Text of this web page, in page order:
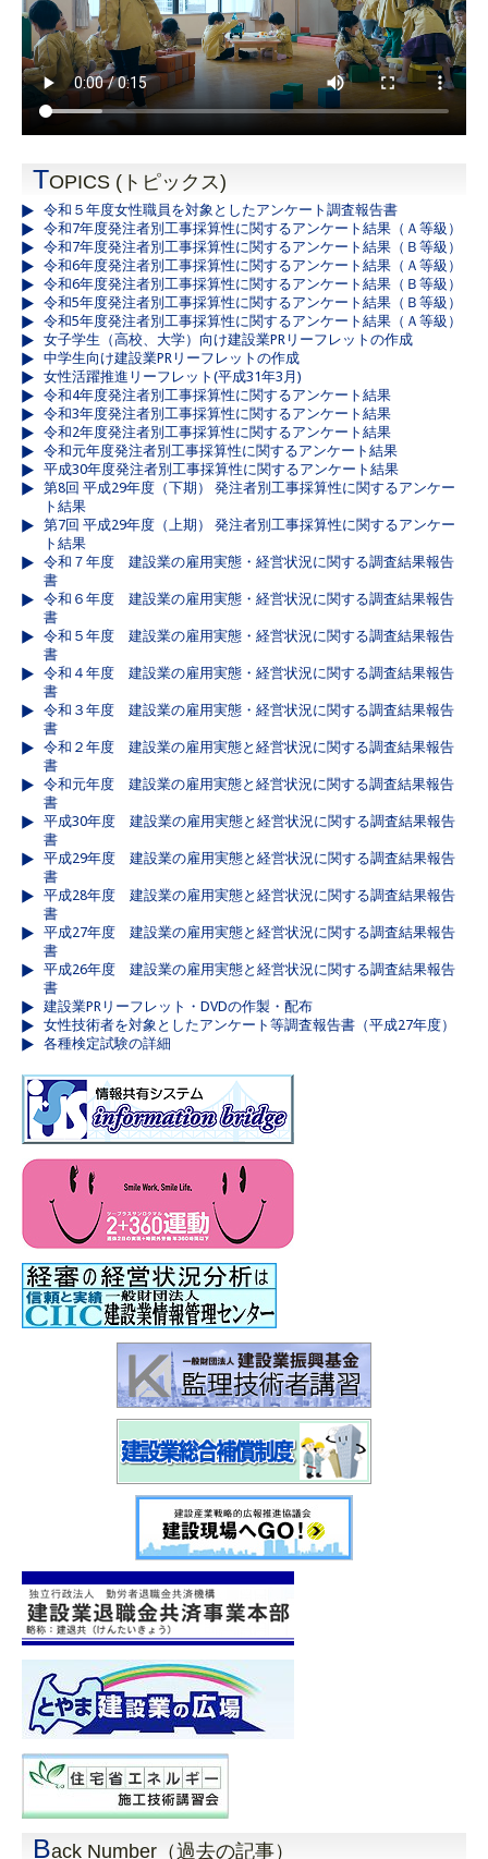
TOPICS (トピックス)
令和５年度女性職員を対象としたアンケート調査報告書
令和7年度発注者別工事採算性に関するアンケート結果（Ａ等級）
令和7年度発注者別工事採算性に関するアンケート結果（Ｂ等級）
令和6年度発注者別工事採算性に関するアンケート結果（Ａ等級）
令和6年度発注者別工事採算性に関するアンケート結果（Ｂ等級）
令和5年度発注者別工事採算性に関するアンケート結果（Ｂ等級）
令和5年度発注者別工事採算性に関するアンケート結果（Ａ等級）
女子学生（高校、大学）向け建設業PRリーフレットの作成
中学生向け建設業PRリーフレットの作成
女性活躍推進リーフレット(平成31年3月)
令和4年度発注者別工事採算性に関するアンケート結果
令和3年度発注者別工事採算性に関するアンケート結果
令和2年度発注者別工事採算性に関するアンケート結果
令和元年度発注者別工事採算性に関するアンケート結果
平成30年度発注者別工事採算性に関するアンケート結果
第8回 平成29年度（下期） 発注者別工事採算性に関するアンケー
ト結果
第7回 平成29年度（上期） 発注者別工事採算性に関するアンケー
ト結果
令和７年度 建設業の雇用実態・経営状況に関する調査結果報告
書
令和６年度 建設業の雇用実態・経営状況に関する調査結果報告
書
令和５年度 建設業の雇用実態・経営状況に関する調査結果報告
書
令和４年度 建設業の雇用実態・経営状況に関する調査結果報告
書
令和３年度 建設業の雇用実態・経営状況に関する調査結果報告
書
令和２年度 建設業の雇用実態と経営状況に関する調査結果報告
書
令和元年度 建設業の雇用実態と経営状況に関する調査結果報告
書
平成30年度 建設業の雇用実態と経営状況に関する調査結果報告
書
平成29年度 建設業の雇用実態と経営状況に関する調査結果報告
書
平成28年度 建設業の雇用実態と経営状況に関する調査結果報告
書
平成27年度 建設業の雇用実態と経営状況に関する調査結果報告
書
平成26年度 建設業の雇用実態と経営状況に関する調査結果報告
書
建設業PRリーフレット・DVDの作製・配布
女性技術者を対象としたアンケート等調査報告書（平成27年度）
各種検定試験の詳細
Back Number（過去の記事）